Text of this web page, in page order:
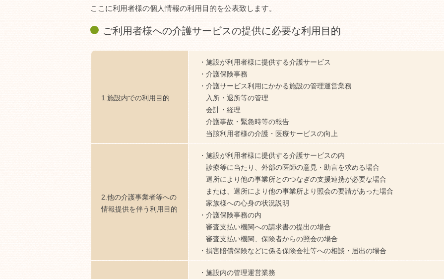
ここに利用者様の個人情報の利用目的を公表致します。
ご利用者様への介護サービスの提供に必要な利用目的
1.施設内での利用目的
施設が利用者様に提供する介護サービス
介護保険事務
介護サービス利用にかかる施設の管理運営業務
入所・退所等の管理
会計・経理
介護事故・緊急時等の報告
当該利用者様の介護・医療サービスの向上
2.他の介護事業者等への
情報提供を伴う利用目的
施設が利用者様に提供する介護サービスの内
診療等に当たり、外部の医師の意見・助言を求める場合
退所により他の事業所とのつなぎの支援連携が必要な場合
または、退所により他の事業所より照会の要請があった場合
家族様への心身の状況説明
介護保険事務の内
審査支払い機関への請求書の提出の場合
審査支払い機関、保険者からの照会の場合
損害賠償保険などに係る保険会社等への相談・届出の場合
施設内の管理運営業務